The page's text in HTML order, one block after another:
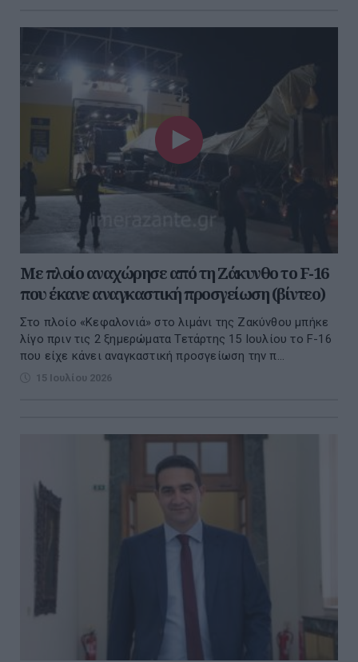
Με πλοίο αναχώρησε από τη Ζάκυνθο το F-16
που έκανε αναγκαστική προσγείωση (βίντεο)
Στο πλοίο «Κεφαλονιά» στο λιμάνι της Ζακύνθου μπήκε
λίγο πριν τις 2 ξημερώματα Τετάρτης 15 Ιουλίου το F-16
που είχε κάνει αναγκαστική προσγείωση την π...
15 Ιουλίου 2026